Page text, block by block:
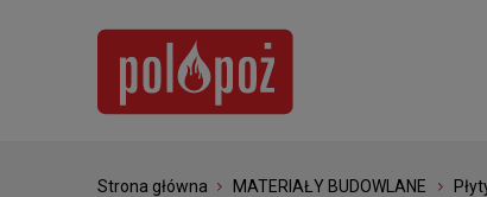
Strona główna MATERIAŁY BUDOWLANE